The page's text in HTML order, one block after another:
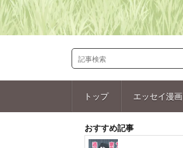
トップ エッセイ漫画
おすすめ記事